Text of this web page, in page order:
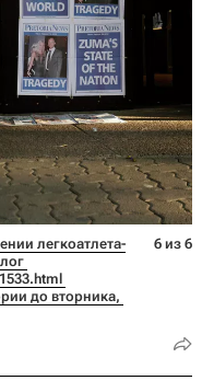
легкоатлета-
до вторника,
6 из 6